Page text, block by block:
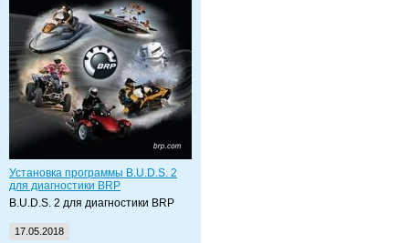
Установка программы B.U.D.S. 2
для диагностики BRP
B.U.D.S. 2 для диагностики BRP
17.05.2018